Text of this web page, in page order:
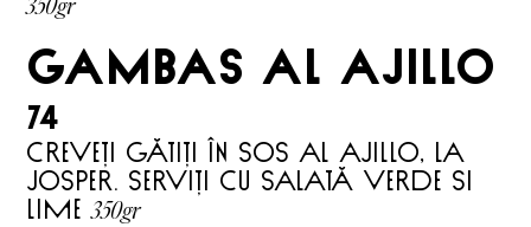
GAMBAS AL AJILLO
74
Creveți gătiți în sos al ajillo, la
Josper. Serviți cu salată verde si
lime350gr